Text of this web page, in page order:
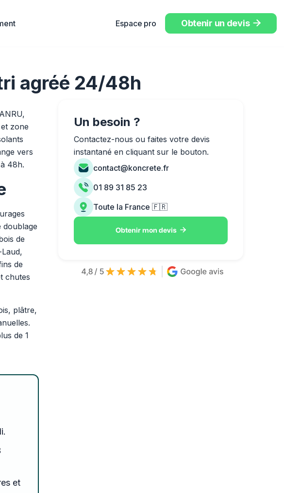
Espace pro Obtenir un devis 
agréé 24/48h
zone
vers
48h.
doublage
de
de
chutes
plâtre,
de 1
et
Un besoin ?
Contactez-nous ou faites votre devis
instantané en cliquant sur le bouton.
contact@koncrete.fr
01 89 31 85 23
Toute la France 🇫🇷
Obtenir mon devis 